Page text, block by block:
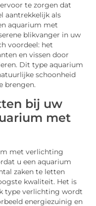
te zorgen dat
aantrekkelijk als
aquarium met
blikvanger in uw
voordeel: het
en vissen door
Dit type aquarium
schoonheid
brengen.
bij uw
met
met verlichting
u een aquarium
zaken te letten
kwaliteit. Het is
type verlichting wordt
energiezuinig en